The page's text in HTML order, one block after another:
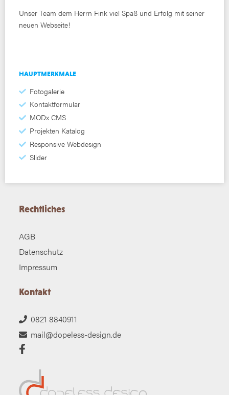
Unser Team dem Herrn Fink viel Spaß und Erfolg mit seiner
neuen Webseite!
HAUPTMERKMALE
Fotogalerie
Kontaktformular
MODx CMS
Projekten Katalog
Responsive Webdesign
Slider
Rechtliches
AGB
Datenschutz
Impressum
Kontakt
0821 8840911
mail@dopeless-design.de